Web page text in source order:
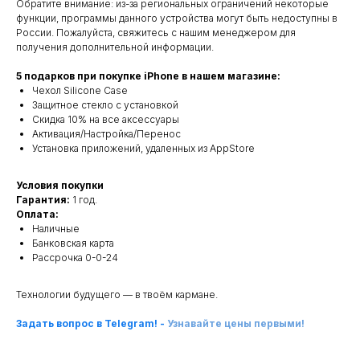
Обратите внимание: из-за региональных ограничений некоторые
функции, программы данного устройства могут быть недоступны в
России. Пожалуйста, свяжитесь с нашим менеджером для
получения дополнительной информации.
5 подарков при покупке iPhone в нашем магазине:
Чехол Silicone Case
Защитное стекло с установкой
Скидка 10% на все аксессуары
Активация/Настройка/Перенос
Установка приложений, удаленных из AppStore
Условия покупки
Гарантия: 1 год.
Оплата:
Наличные
Банковская карта
Рассрочка 0-0-24
Технологии будущего — в твоём кармане.
Задать вопрос в Telegram! - Узнавайте цены первыми!